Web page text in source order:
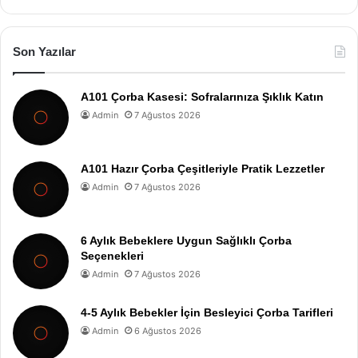
Son Yazılar
A101 Çorba Kasesi: Sofralarınıza Şıklık Katın
Admin 7 Ağustos 2026
A101 Hazır Çorba Çeşitleriyle Pratik Lezzetler
Admin 7 Ağustos 2026
6 Aylık Bebeklere Uygun Sağlıklı Çorba
Seçenekleri
Admin 7 Ağustos 2026
4-5 Aylık Bebekler İçin Besleyici Çorba Tarifleri
Admin 6 Ağustos 2026